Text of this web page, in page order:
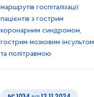
маршрутів госпіталізації
пацієнтів з гострим
коронарним синдромом,
гострим мозковим інсультом
та політравмою